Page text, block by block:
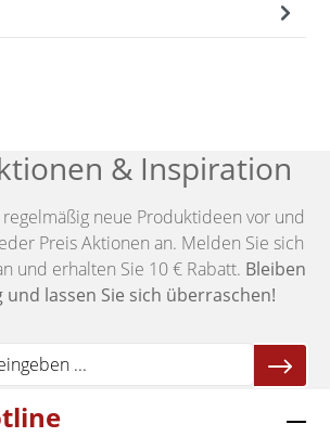
& Inspiration
neue Produktideen vor und
Preis Aktionen an. Melden Sie sich
und erhalten Sie 10 € Rabatt. Bleiben
und lassen Sie sich überraschen!